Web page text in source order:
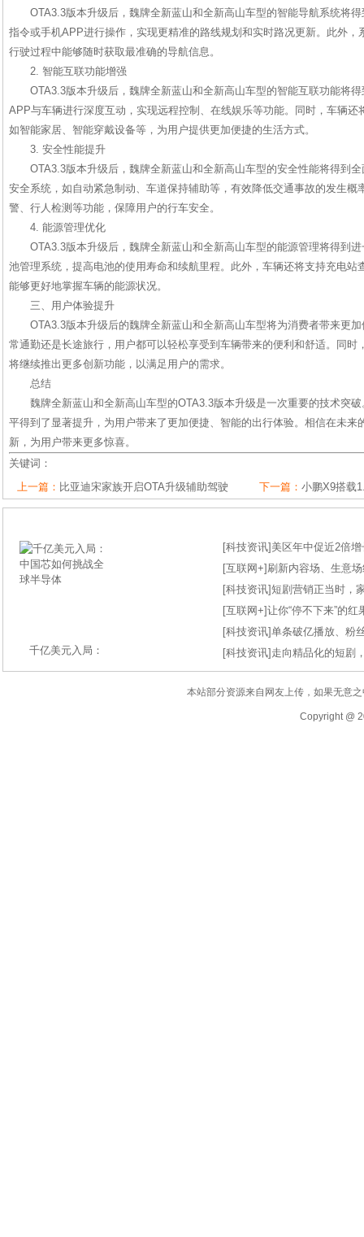
OTA3.3版本升级后，魏牌全新蓝山和全新高山车型的智能导航系统将
指令或手机APP进行操作，实现更精准的路线规划和实时路况更新。此外，
行驶过程中能够随时获取最准确的导航信息。
2. 智能互联功能增强
OTA3.3版本升级后，魏牌全新蓝山和全新高山车型的智能互联功能将
APP与车辆进行深度互动，实现远程控制、在线娱乐等功能。同时，车辆还
如智能家居、智能穿戴设备等，为用户提供更加便捷的生活方式。
3. 安全性能提升
OTA3.3版本升级后，魏牌全新蓝山和全新高山车型的安全性能将得到
安全系统，如自动紧急制动、车道保持辅助等，有效降低交通事故的发生概
警、行人检测等功能，保障用户的行车安全。
4. 能源管理优化
OTA3.3版本升级后，魏牌全新蓝山和全新高山车型的能源管理将得到
池管理系统，提高电池的使用寿命和续航里程。此外，车辆还将支持充电站
能够更好地掌握车辆的能源状况。
三、用户体验提升
OTA3.3版本升级后的魏牌全新蓝山和全新高山车型将为消费者带来更
常通勤还是长途旅行，用户都可以轻松享受到车辆带来的便利和舒适。同时
将继续推出更多创新功能，以满足用户的需求。
总结
魏牌全新蓝山和全新高山车型的OTA3.3版本升级是一次重要的技术突
平得到了显著提升，为用户带来了更加便捷、智能的出行体验。相信在未来
新，为用户带来更多惊喜。
关键词：
上一篇： 比亚迪宋家族开启OTA升级辅助驾驶 下一篇： 小鹏X9搭载
千亿美元入局：
[科技资讯] 美区年中促近2倍
[互联网+] 刷新内容场、生意
[科技资讯]短剧营销正当时，
[互联网+]让你“停不下来”的
[科技资讯]单条破亿播放、粉
[科技资讯] 走向精品化的短剧
本站部分资源来自网友上传，如果无意
Copyright @